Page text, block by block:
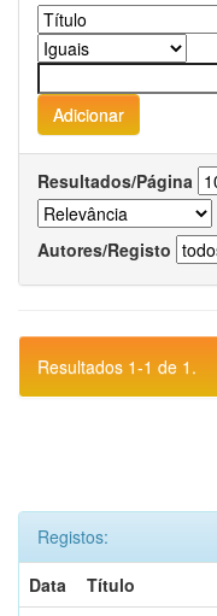
Resultados/Página
Autores/Registo
Resultados 1-1 de 1.
Registos:
Data
Título